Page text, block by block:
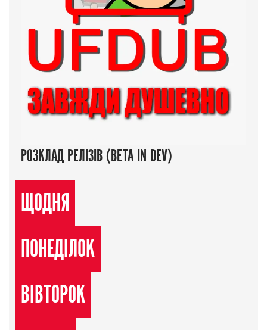
РОЗКЛАД РЕЛІЗІВ (BETA IN DEV)
ЩОДНЯ
ПОНЕДІЛОК
ВІВТОРОК